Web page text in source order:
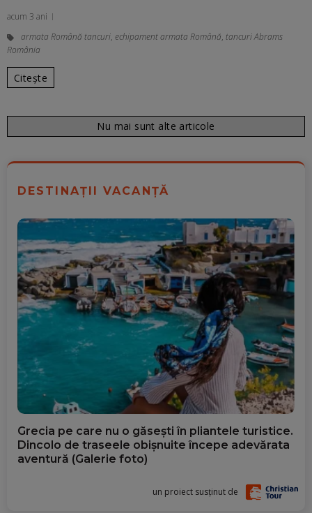
acum 3 ani
armata Română tancuri, echipament armata Română, tancuri Abrams
România
Citește
Nu mai sunt alte articole
DESTINAȚII VACANȚĂ
Grecia pe care nu o găsești în pliantele turistice.
Dincolo de traseele obișnuite începe adevărata
aventură (Galerie foto)
un proiect susținut de